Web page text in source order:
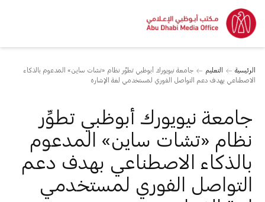
الرئيسية التعليم
جامعة نيويورك أبوظبي تطوِّر نظام «تشات ساين» المدعوم بالذكاء
الاصطناعي بهدف دعم التواصل الفوري لمستخدمي لغة الإشارة
جامعة نيويورك أبوظبي تطوِّر
نظام «تشات ساين» المدعوم
بالذكاء الاصطناعي بهدف دعم
التواصل الفوري لمستخدمي